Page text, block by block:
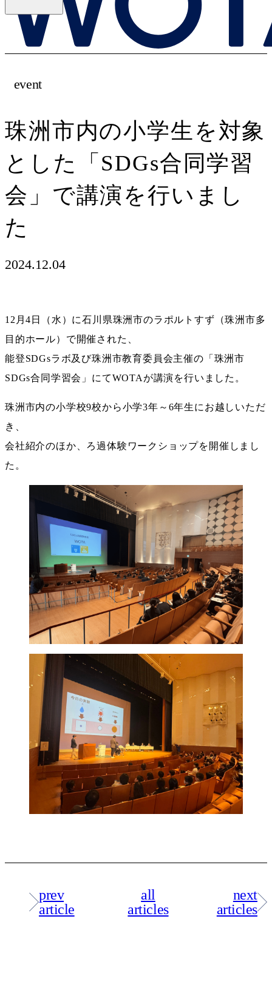
event
珠洲市内の小学生を対象
とした「SDGs合同学習
会」で講演を行いまし
た
2024.12.04
12月4日（水）に石川県珠洲市のラポルトすず（珠洲市多
目的ホール）で開催された、
能登SDGsラボ及び珠洲市教育委員会主催の「珠洲市
SDGs合同学習会」にてWOTAが講演を行いました。
珠洲市内の小学校9校から小学3年～6年生にお越しいただ
き、
会社紹介のほか、ろ過体験ワークショップを開催しまし
た。
prev
article
all
articles
next
articles